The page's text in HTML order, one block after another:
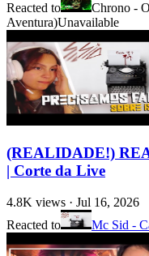
Reacted to
Chrono -
Aventura)Unavailable
(REALIDADE!)
| Corte da Live
4.8K views · Jul 16, 2026
Reacted to
Mc Sid -